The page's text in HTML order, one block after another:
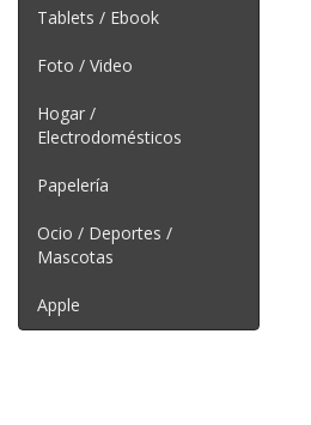
Tablets / Ebook
Foto / Video
Hogar /
Electrodomésticos
Papelería
Ocio / Deportes /
Mascotas
Apple